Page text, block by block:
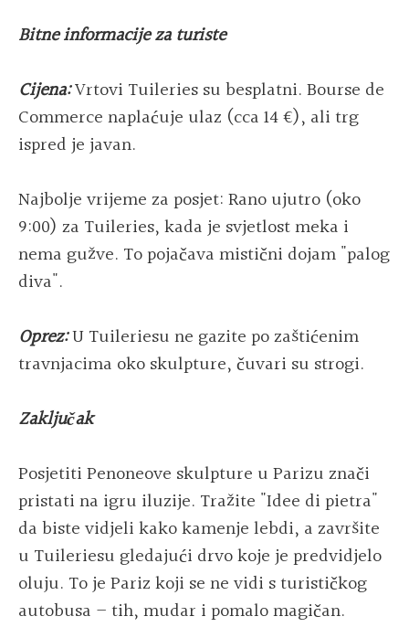
Bitne informacije za turiste
Cijena:Vrtovi Tuileries su besplatni. Bourse de
Commerce naplaćuje ulaz (cca 14 €), ali trg
ispred je javan.
Najbolje vrijeme za posjet: Rano ujutro (oko
9:00) za Tuileries, kada je svjetlost meka i
nema gužve. To pojačava mistični dojam "palog
diva".
Oprez:U Tuileriesu ne gazite po zaštićenim
travnjacima oko skulpture, čuvari su strogi.
Zaključak
Posjetiti Penoneove skulpture u Parizu znači
pristati na igru iluzije. Tražite "Idee di pietra"
da biste vidjeli kako kamenje lebdi, a završite
u Tuileriesu gledajući drvo koje je predvidjelo
oluju. To je Pariz koji se ne vidi s turističkog
autobusa – tih, mudar i pomalo magičan.